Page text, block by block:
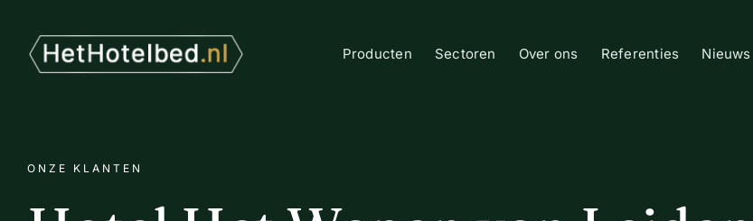
inhoud
Producten Sectoren Over ons Referenties Nieuws
ONZE KLANTEN